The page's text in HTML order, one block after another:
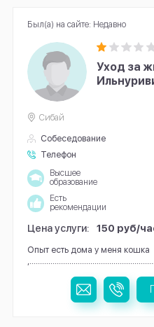
Уход за
Собеседование
Телефон
Сибай
Высшее
образование
Есть
рекомендации
Цена услуги: 150 руб/
Опыт есть дома у меня кошка
Был(а) на сайте: Недавно